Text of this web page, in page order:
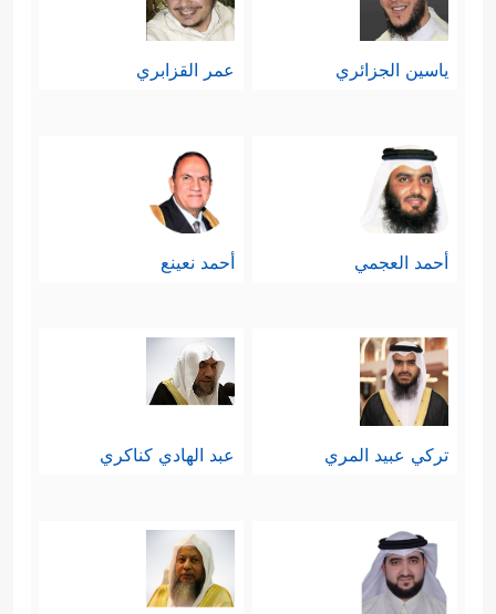
ياسين الجزائري عمر القزابري
أحمد العجمي أحمد نعينع
تركي عبيد المري عبد الهادي كناكري